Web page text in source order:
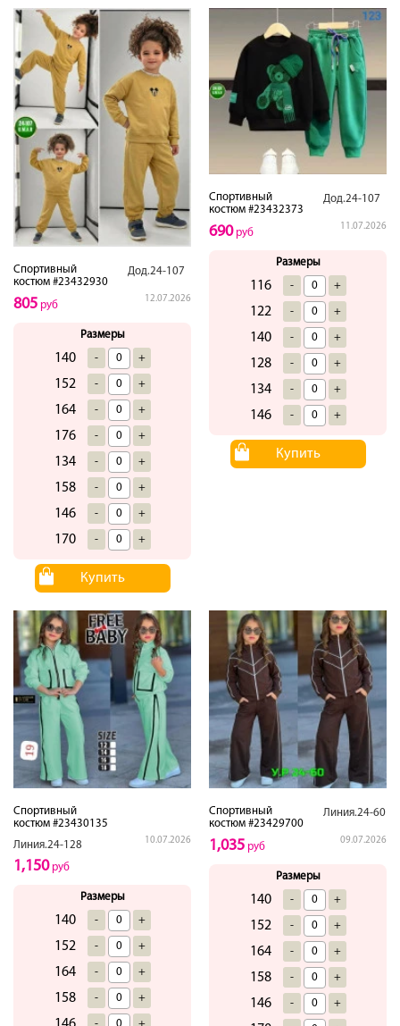
Спортивный
костюм #23432930
Дод.24-107
12.07.2026
805 руб
Размеры
140 - +
152 - +
164 - +
176 - +
134 - +
158 - +
146 - +
170 - +
Купить
Спортивный
костюм #23432373
Дод.24-107
11.07.2026
690руб
Размеры
116 - +
122 - +
140 - +
128 - +
134 - +
146 - +
Купить
Спортивный
костюм #23430135
Линия.24-128
10.07.2026
1,150руб
Размеры
140 - +
152 - +
164 - +
158 - +
- +
Спортивный
костюм #23429700
Линия.24-60
09.07.2026
1,035 руб
Размеры
140 - +
152 - +
164 - +
158 - +
146 - +